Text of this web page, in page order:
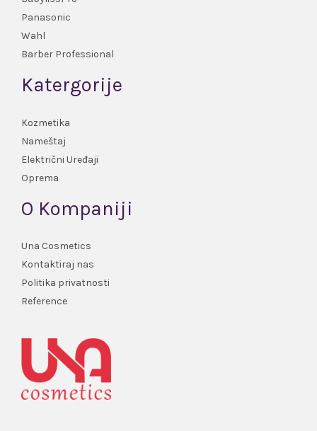
Panasonic
Wahl
Barber Professional
Katergorije
Kozmetika
Nameštaj
Električni Uređaji
Oprema
O Kompaniji
Una Cosmetics
Kontaktiraj nas
Politika privatnosti
Reference